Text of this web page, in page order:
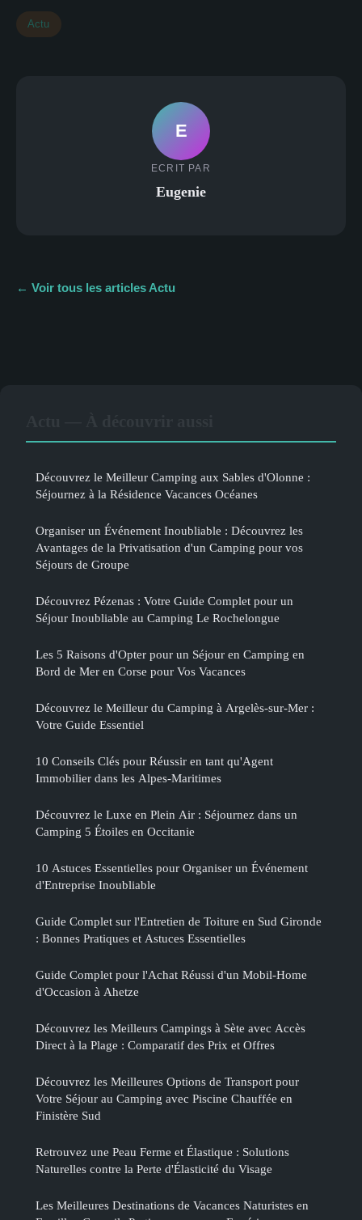
Actu
E
ECRIT PAR
Eugenie
← Voir tous les articles Actu
Découvrez le Meilleur Camping aux Sables d'Olonne :
Séjournez à la Résidence Vacances Océanes
Organiser un Événement Inoubliable : Découvrez les
Avantages de la Privatisation d'un Camping pour vos
Séjours de Groupe
Découvrez Pézenas : Votre Guide Complet pour un
Séjour Inoubliable au Camping Le Rochelongue
Les 5 Raisons d'Opter pour un Séjour en Camping en
Bord de Mer en Corse pour Vos Vacances
Découvrez le Meilleur du Camping à Argelès-sur-Mer :
Votre Guide Essentiel
10 Conseils Clés pour Réussir en tant qu'Agent
Immobilier dans les Alpes-Maritimes
Découvrez le Luxe en Plein Air : Séjournez dans un
Camping 5 Étoiles en Occitanie
10 Astuces Essentielles pour Organiser un Événement
d'Entreprise Inoubliable
Guide Complet sur l'Entretien de Toiture en Sud Gironde
: Bonnes Pratiques et Astuces Essentielles
Guide Complet pour l'Achat Réussi d'un Mobil-Home
d'Occasion à Ahetze
Découvrez les Meilleurs Campings à Sète avec Accès
Direct à la Plage : Comparatif des Prix et Offres
Découvrez les Meilleures Options de Transport pour
Votre Séjour au Camping avec Piscine Chauffée en
Finistère Sud
Retrouvez une Peau Ferme et Élastique : Solutions
Naturelles contre la Perte d'Élasticité du Visage
Les Meilleures Destinations de Vacances Naturistes en